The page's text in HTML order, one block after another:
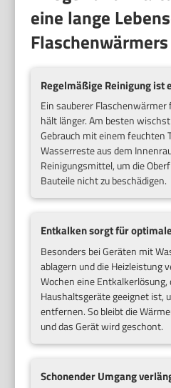
eine lange
Flaschenwärmers
Regelmäßige Reinigung ist
Ein sauberer
hält länger. Am besten
Gebrauch mit einem feuchten
Wasserreste aus dem
Reinigungsmittel, um die
Bauteile nicht zu beschädigen.
Entkalken sorgt für
Besonders bei Geräten mit
ablagern und die Heizleistung
Wochen eine Entkalkerlösung,
Haushaltsgeräte geeignet ist,
entfernen. So bleibt die
und das Gerät wird geschont.
Schonender Umgang